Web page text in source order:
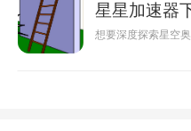
星星加速器
想要深度探索星空